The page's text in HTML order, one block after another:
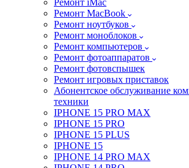
Ремонт iMac
Ремонт MacBook
Ремонт ноутбуков
Ремонт моноблоков
Ремонт компьютеров
Ремонт фотоаппаратов
Ремонт фотовспышек
Ремонт игровых приставок
Абонентское обслуживание
техники
IPHONE 15 PRO MAX
IPHONE 15 PRO
IPHONE 15 PLUS
IPHONE 15
IPHONE 14 PRO MAX